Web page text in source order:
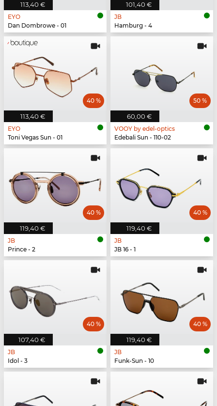
113,40 €
EYO
Dan Dombrowe - 01
101,40 €
JB
Hamburg - 4
113,40 €
40 %
EYO
Toni Vegas Sun - 01
60,00 €
50 %
VOOY by edel-optics
Edebali Sun - 110-02
119,40 €
40 %
JB
Prince - 2
119,40 €
40 %
JB
JB 16 - 1
107,40 €
40 %
JB
Idol - 3
119,40 €
40 %
JB
Funk-Sun - 10